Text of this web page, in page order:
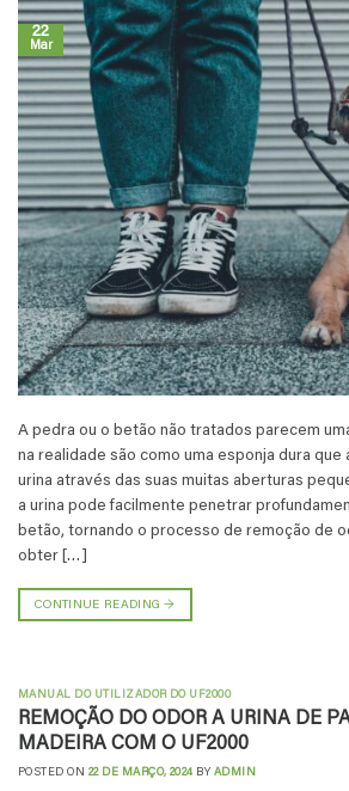
22
Mar
A pedra ou o betão não tratados parecem
na realidade são como uma esponja dura que
urina através das suas muitas aberturas
a urina pode facilmente penetrar
betão, tornando o processo de remoção de
obter […]
CONTINUE READING→
MANUAL DO UTILIZADOR DO UF2000
REMOÇÃO DO ODOR A URINA DE
MADEIRA COM O UF2000
POSTED ON 22 DE MARÇO, 2024 BY ADMIN